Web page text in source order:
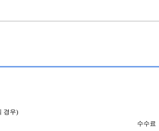
경우)
수수료